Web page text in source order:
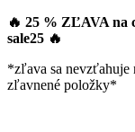
🔥 25 % ZĽAVA na
sale25 🔥
*zľava sa
zľavnené položky*